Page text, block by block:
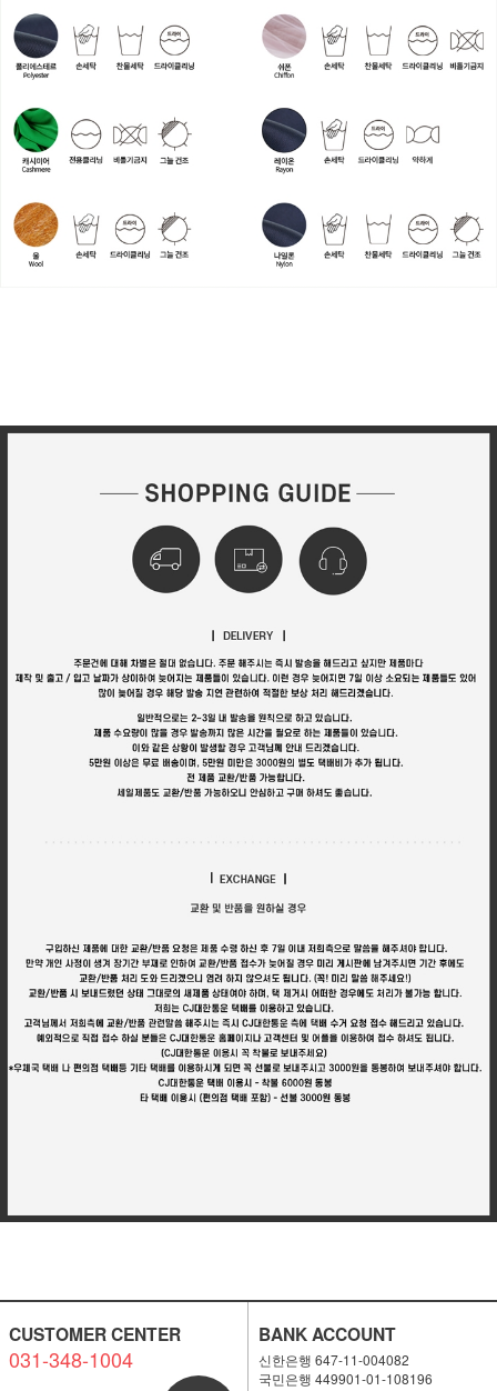
CUSTOMER CENTER
031-348-1004
BANK ACCOUNT
신한은행 647-11-004082
국민은행 449901-01-108196